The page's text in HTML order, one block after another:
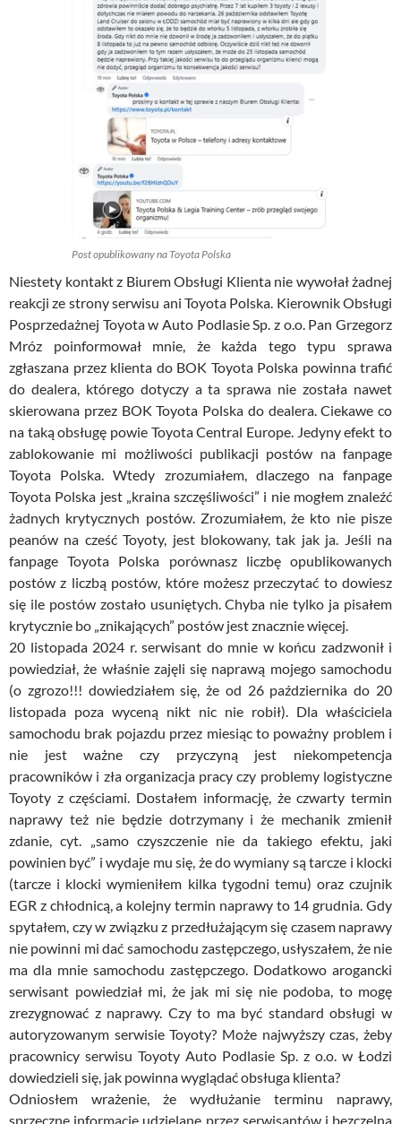
Post opublikowany na Toyota Polska
Niestety kontakt z Biurem Obsługi Klienta nie wywołał żadnej
reakcji ze strony serwisu ani Toyota Polska. Kierownik Obsługi
Posprzedażnej Toyota w Auto Podlasie Sp. z o.o. Pan Grzegorz
Mróz poinformował mnie, że każda tego typu sprawa
zgłaszana przez klienta do BOK Toyota Polska powinna trafić
do dealera, którego dotyczy a ta sprawa nie została nawet
skierowana przez BOK Toyota Polska do dealera. Ciekawe co
na taką obsługę powie Toyota Central Europe. Jedyny efekt to
zablokowanie mi możliwości publikacji postów na fanpage
Toyota Polska. Wtedy zrozumiałem, dlaczego na fanpage
Toyota Polska jest „kraina szczęśliwości” i nie mogłem znaleźć
żadnych krytycznych postów. Zrozumiałem, że kto nie pisze
peanów na cześć Toyoty, jest blokowany, tak jak ja. Jeśli na
fanpage Toyota Polska porównasz liczbę opublikowanych
postów z liczbą postów, które możesz przeczytać to dowiesz
się ile postów zostało usuniętych. Chyba nie tylko ja pisałem
krytycznie bo „znikających” postów jest znacznie więcej.
20 listopada 2024 r. serwisant do mnie w końcu zadzwonił i
powiedział, że właśnie zajęli się naprawą mojego samochodu
(o zgrozo!!! dowiedziałem się, że od 26 października do 20
listopada poza wyceną nikt nic nie robił). Dla właściciela
samochodu brak pojazdu przez miesiąc to poważny problem i
nie jest ważne czy przyczyną jest niekompetencja
pracowników i zła organizacja pracy czy problemy logistyczne
Toyoty z częściami. Dostałem informację, że czwarty termin
naprawy też nie będzie dotrzymany i że mechanik zmienił
zdanie, cyt. „samo czyszczenie nie da takiego efektu, jaki
powinien być” i wydaje mu się, że do wymiany są tarcze i klocki
(tarcze i klocki wymieniłem kilka tygodni temu) oraz czujnik
EGR z chłodnicą, a kolejny termin naprawy to 14 grudnia. Gdy
spytałem, czy w związku z przedłużającym się czasem naprawy
nie powinni mi dać samochodu zastępczego, usłyszałem, że nie
ma dla mnie samochodu zastępczego. Dodatkowo arogancki
serwisant powiedział mi, że jak mi się nie podoba, to mogę
zrezygnować z naprawy. Czy to ma być standard obsługi w
autoryzowanym serwisie Toyoty? Może najwyższy czas, żeby
pracownicy serwisu Toyoty Auto Podlasie Sp. z o.o. w Łodzi
dowiedzieli się, jak powinna wyglądać obsługa klienta?
Odniosłem wrażenie, że wydłużanie terminu naprawy,
sprzeczne informacje udzielane przez serwisantów i bezczelna